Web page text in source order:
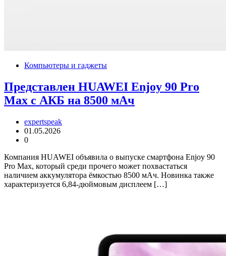
Компьютеры и гаджеты
Представлен HUAWEI Enjoy 90 Pro
Max с АКБ на 8500 мАч
expertspeak
01.05.2026
0
Компания HUAWEI объявила о выпуске смартфона Enjoy 90
Pro Max, который среди прочего может похвастаться
наличием аккумулятора ёмкостью 8500 мАч. Новинка также
характеризуется 6,84-дюймовым дисплеем […]